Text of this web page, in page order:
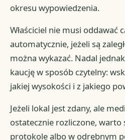
okresu wypowiedzenia.
Właściciel nie musi oddawać
automatycznie, jeżeli są
można wykazać. Nadal
kaucję w sposób czytelny:
jakiej wysokości i z jakiego
Jeżeli lokal jest zdany, ale
ostatecznie rozliczone, warto
protokole albo w odrębnym